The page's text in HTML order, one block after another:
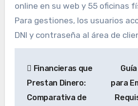
online en su web y 55 oficinas
Para gestiones, los usuarios
DNI y contraseña al área de
de
entradas
Financieras que
Prestan Dinero:
Comparativa de
para